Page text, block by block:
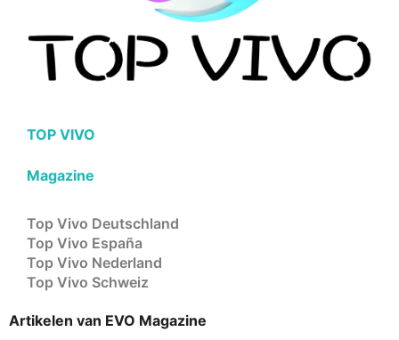
TOP VIVO
Magazine
Top Vivo Deutschland
Top Vivo España
Top Vivo Nederland
Top Vivo Schweiz
Artikelen van EVO Magazine